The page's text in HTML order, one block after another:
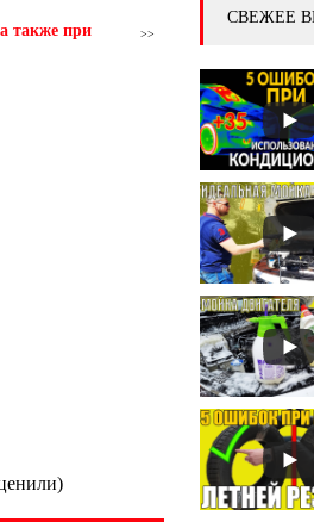
также при
СВЕЖЕЕ